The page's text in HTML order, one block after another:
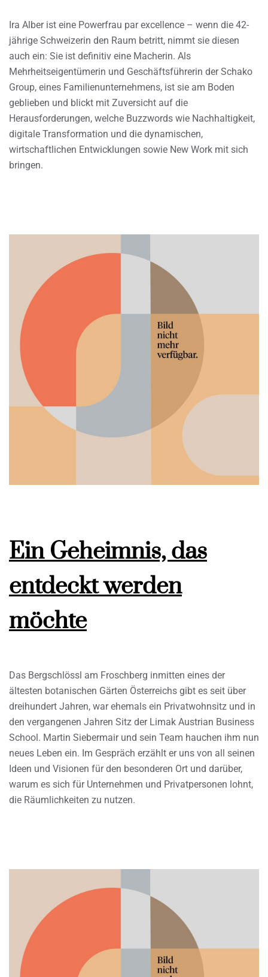
Ira Alber ist eine Powerfrau par excellence – wenn die 42-
jährige Schweizerin den Raum betritt, nimmt sie diesen
auch ein: Sie ist definitiv eine Macherin. Als
Mehrheitseigentümerin und Geschäftsführerin der Schako
Group, eines Familienunternehmens, ist sie am Boden
geblieben und blickt mit Zuversicht auf die
Herausforderungen, welche Buzzwords wie Nachhaltigkeit,
digitale Transformation und die dynamischen,
wirtschaftlichen Entwicklungen sowie New Work mit sich
bringen.
Ein Geheimnis, das
entdeckt werden
möchte
Das Bergschlössl am Froschberg inmitten eines der
ältesten botanischen Gärten Österreichs gibt es seit über
dreihundert Jahren, war ehemals ein Privatwohnsitz und in
den vergangenen Jahren Sitz der Limak Austrian Business
School. Martin Siebermair und sein Team hauchen ihm nun
neues Leben ein. Im Gespräch erzählt er uns von all seinen
Ideen und Visionen für den besonderen Ort und darüber,
warum es sich für Unternehmen und Privatpersonen lohnt,
die Räumlichkeiten zu nutzen.